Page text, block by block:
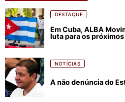
DESTAQUE
Em Cuba, ALBA
luta para os
NOTÍCIAS
A não denúncia do